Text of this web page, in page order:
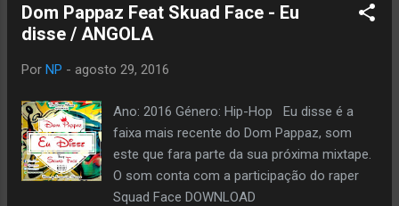
Crew), Rooney Yo-Yo (Radicais do
Peso/Batalha Final) e DJ Ninja (Filosofia de
Rua) Equipe Don King: Andrea Coelho, Tati
(Fernandinho Beat Box) e DJ Branco (ex-
Pavilhão 9) Casting: Denise, Nicoli Assunção,
Larissa Cardoso, Camila Santos,Taylor
Araújo, Carlos Eduardo, J. Augusto, J.
Ricardo, Carlos Pereira, O. Alexandre, André
Dom Pappaz Feat Skuad Face - Eu
disse / ANGOLA
Por NP - agosto 29, 2016
Ano: 2016 Género: Hip-Hop Eu disse é a
faixa mais recente do Dom Pappaz, som
este que fara parte da sua próxima mixtape.
O som conta com a participação do raper
Squad Face DOWNLOAD